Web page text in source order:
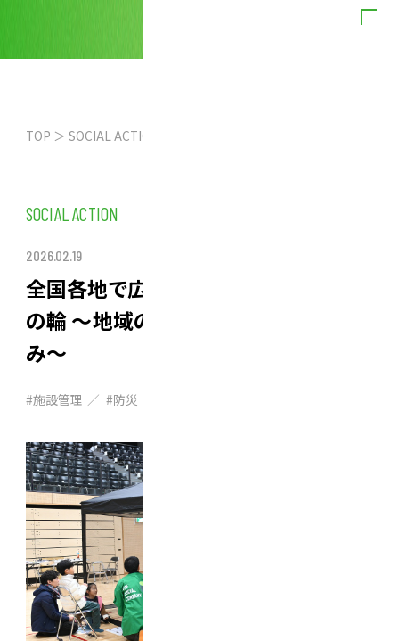
TOP SOCIAL ACTION ／ 全国各地で広がる・繋がる、自助・共助の輪 ～地域の防災力向上への取り組み～
SOCIAL ACTION
全国各地で広がる・繋がる、自助・共助
の輪 ～地域の防災力向上への取り組
み～
#施設管理 #防災
2026.02.19